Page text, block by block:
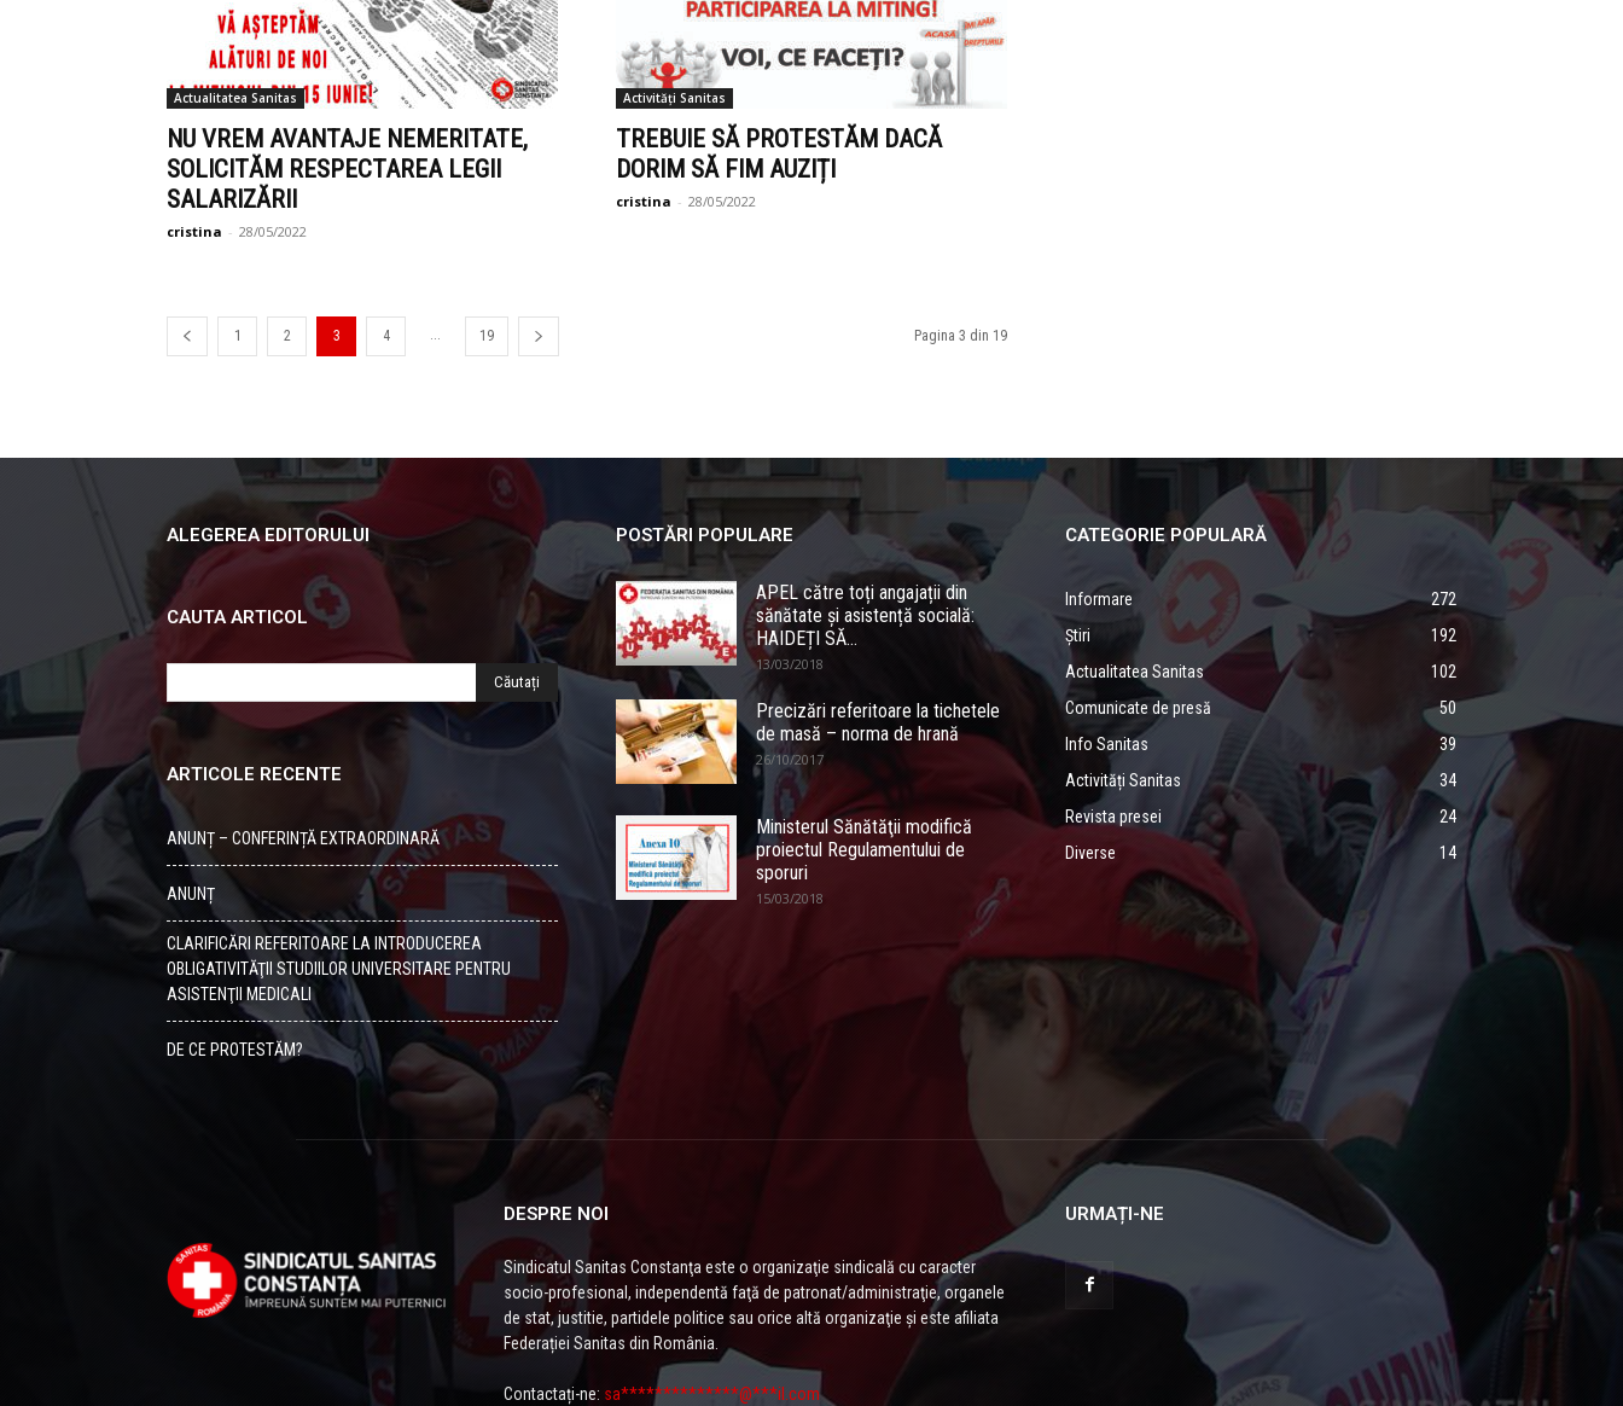
Actualitatea Sanitas
NU VREM AVANTAJE NEMERITATE,
SOLICITĂM RESPECTAREA LEGII
SALARIZĂRII
cristina - 28/05/2022
Activități Sanitas
TREBUIE SĂ PROTESTĂM DACĂ
DORIM SĂ FIM AUZIȚI
cristina - 28/05/2022
1 2 3 4 ... 19 Pagina 3 din 19
ALEGEREA EDITORULUI
CAUTA ARTICOL
ARTICOLE RECENTE
ANUNȚ – CONFERINȚĂ EXTRAORDINARĂ
ANUNȚ
CLARIFICĂRI REFERITOARE LA INTRODUCEREA
OBLIGATIVITĂŢII STUDIILOR UNIVERSITARE PENTRU
ASISTENŢII MEDICALI
DE CE PROTESTĂM?
POSTĂRI POPULARE
APEL către toți angajații din
sănătate și asistență socială:
HAIDEȚI SĂ...
13/03/2018
Precizări referitoare la tichetele
de masă – norma de hrană
26/10/2017
Ministerul Sănătăţii modifică
proiectul Regulamentului de
sporuri
15/03/2018
CATEGORIE POPULARĂ
Informare
272
Știri
192
Actualitatea Sanitas
102
Comunicate de presă
50
Info Sanitas
39
Activități Sanitas
34
Revista presei
24
Diverse
14
DESPRE NOI
Sindicatul Sanitas Constanţa este o organizaţie sindicală cu caracter
socio-profesional, independentă faţă de patronat/administraţie, organele
de stat, justitie, partidele politice sau orice altă organizaţie și este afiliata
Federației Sanitas din România.
Contactați-ne: sa**************@***il.com
URMAȚI-NE